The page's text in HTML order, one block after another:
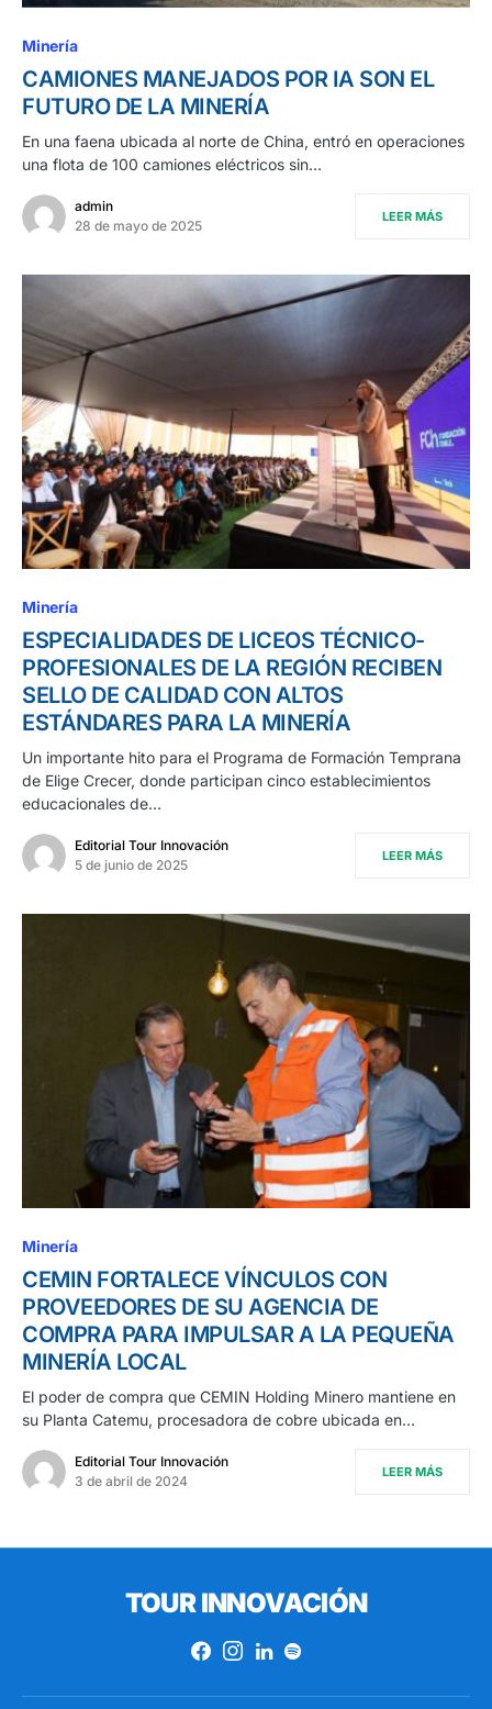
Minería
CAMIONES MANEJADOS POR IA SON EL
FUTURO DE LA MINERÍA
En una faena ubicada al norte de China, entró en operaciones
una flota de 100 camiones eléctricos sin…
admin
28 de mayo de 2025
LEER MÁS
Minería
ESPECIALIDADES DE LICEOS TÉCNICO-
PROFESIONALES DE LA REGIÓN RECIBEN
SELLO DE CALIDAD CON ALTOS
ESTÁNDARES PARA LA MINERÍA
Un importante hito para el Programa de Formación Temprana
de Elige Crecer, donde participan cinco establecimientos
educacionales de…
Editorial Tour Innovación
5 de junio de 2025
LEER MÁS
Minería
CEMIN FORTALECE VÍNCULOS CON
PROVEEDORES DE SU AGENCIA DE
COMPRA PARA IMPULSAR A LA PEQUEÑA
MINERÍA LOCAL
El poder de compra que CEMIN Holding Minero mantiene en
su Planta Catemu, procesadora de cobre ubicada en…
Editorial Tour Innovación
3 de abril de 2024
LEER MÁS
TOUR INNOVACIÓN